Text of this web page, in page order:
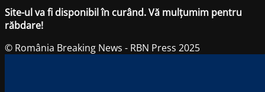
Site-ul va fi disponibil în curând. Vă mulțumim pentru
răbdare!
© România Breaking News - RBN Press 2025